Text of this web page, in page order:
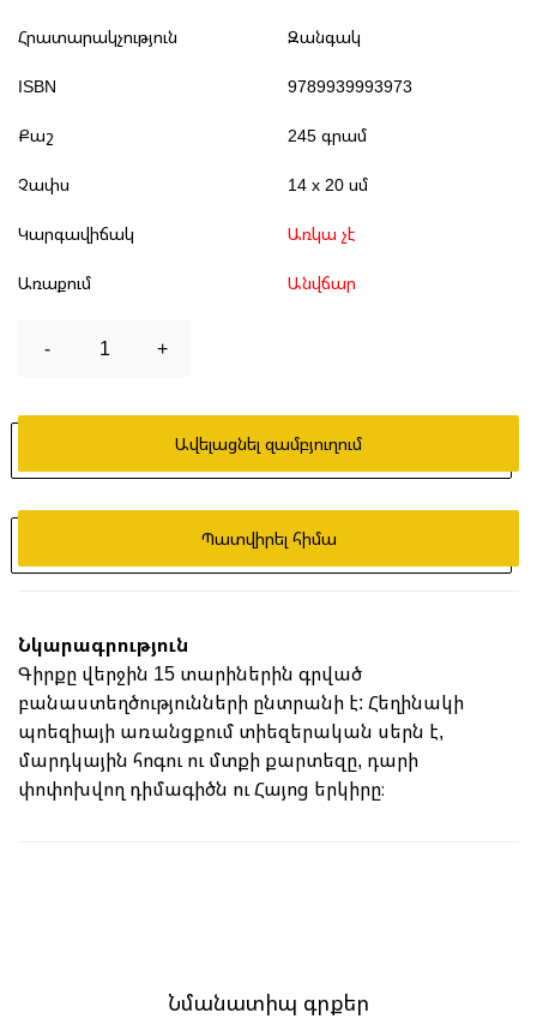
Հրատարակչություն Զանգակ
ISBN 9789939993973
Քաշ 245 գրամ
Չափս 14 x 20 սմ
Կարգավիճակ Առկա չէ
Առաքում Անվճար
- 1 +
Ավելացնել զամբյուղում
Պատվիրել հիմա
Նկարագրություն
Գիրքը վերջին 15 տարիներին գրված
բանաստեղծությունների ընտրանի է: ​​Հեղինակի
պոեզիայի առանցքում տիեզերական սերն է,
մարդկային հոգու ու մտքի քարտեզը, դարի
փոփոխվող դիմագիծն ու Հայոց երկիրը։
Նմանատիպ գրքեր